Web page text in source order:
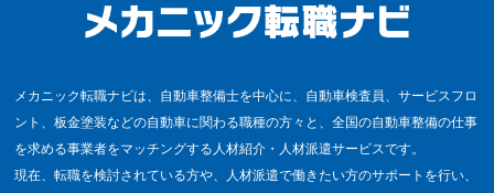
メカニック転職ナビは、自動車整備士を中心に、自動車検査員、サービスフロ
ント、板金塗装などの自動車に関わる職種の方々と、全国の自動車整備の仕事
を求める事業者をマッチングする人材紹介・人材派遣サービスです。
現在、転職を検討されている方や、人材派遣で働きたい方のサポートを行い、